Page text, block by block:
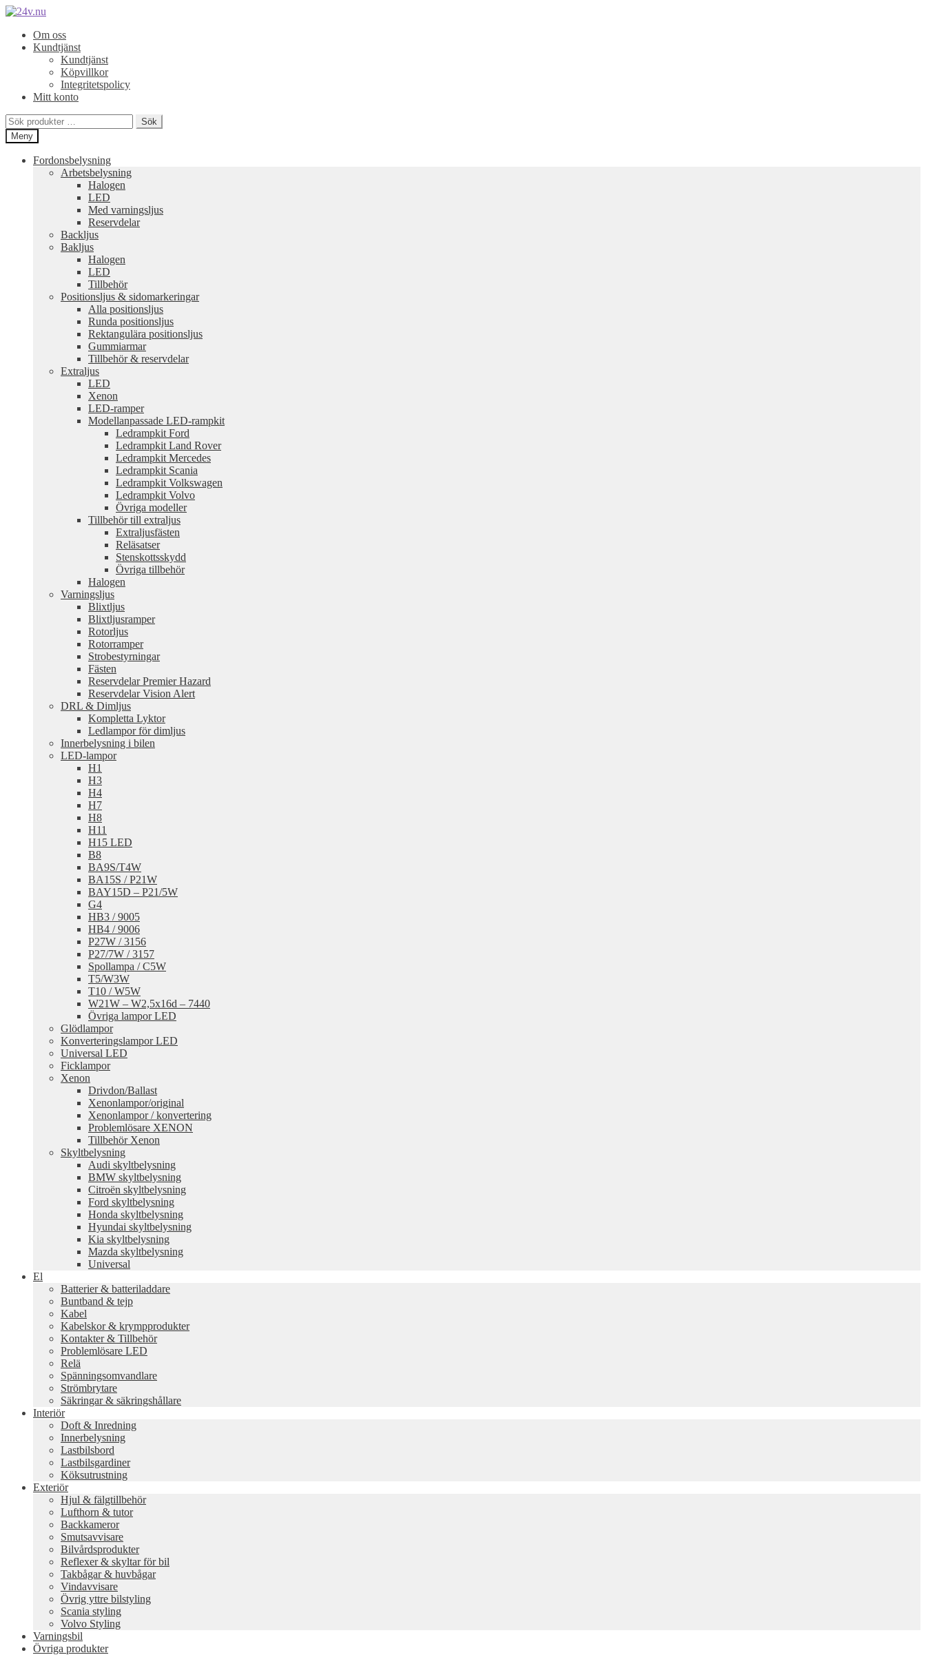
Hoppa
navigering
Hoppa
innehållOm oss
Kundtjänst
Kundtjänst
Köpvillkor
Integritetspolicy
Mitt konto
Sök
efter:
Sök
Meny
Fordonsbelysning
Arbetsbelysning
Halogen
LED
Med varningsljus
Reservdelar
Backljus
Bakljus
Halogen
LED
Tillbehör
Positionsljus & sidomarkeringar
Alla positionsljus
Runda positionsljus
Rektangulära positionsljus
Gummiarmar
Tillbehör & reservdelar
Extraljus
LED
Xenon
LED-ramper
Modellanpassade LED-rampkit
Ledrampkit Ford
Ledrampkit Land Rover
Ledrampkit Mercedes
Ledrampkit Scania
Ledrampkit Volkswagen
Ledrampkit Volvo
Övriga modeller
Tillbehör till extraljus
Extraljusfästen
Reläsatser
Stenskottsskydd
Övriga tillbehör
Halogen
Varningsljus
Blixtljus
Blixtljusramper
Rotorljus
Rotorramper
Strobestyrningar
Fästen
Reservdelar Premier Hazard
Reservdelar Vision Alert
DRL & Dimljus
Kompletta Lyktor
Ledlampor för dimljus
Innerbelysning i bilen
LED-lampor
H1
H3
H4
H7
H8
H11
H15 LED
B8
BA9S/T4W
BA15S / P21W
BAY15D – P21/5W
G4
HB3 / 9005
HB4 / 9006
P27W / 3156
P27/7W / 3157
Spollampa / C5W
T5/W3W
T10 / W5W
W21W – W2,5x16d – 7440
Övriga lampor LED
Glödlampor
Konverteringslampor LED
Universal LED
Ficklampor
Xenon
Drivdon/Ballast
Xenonlampor/original
Xenonlampor / konvertering
Problemlösare XENON
Tillbehör Xenon
Skyltbelysning
Audi skyltbelysning
BMW skyltbelysning
Citroën skyltbelysning
Ford skyltbelysning
Honda skyltbelysning
Hyundai skyltbelysning
Kia skyltbelysning
Mazda skyltbelysning
Universal
El
Batterier & batteriladdare
Buntband & tejp
Kabel
Kabelskor & krympprodukter
Kontakter & Tillbehör
Problemlösare LED
Relä
Spänningsomvandlare
Strömbrytare
Säkringar & säkringshållare
Interiör
Doft & Inredning
Innerbelysning
Lastbilsbord
Lastbilsgardiner
Köksutrustning
Exteriör
Hjul & fälgtillbehör
Lufthorn & tutor
Backkameror
Smutsavvisare
Bilvårdsprodukter
Reflexer & skyltar för bil
Takbågar & huvbågar
Vindavvisare
Övrig yttre bilstyling
Scania styling
Volvo Styling
Varningsbil
Övriga produkter